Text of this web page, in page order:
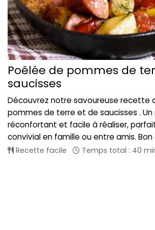
Poêlée de pommes de
saucisses
Découvrez notre savoureuse recette
pommes de terre et de saucisses . Un
réconfortant et facile à réaliser,
convivial en famille ou entre amis.
Recette facile Temps total : 40